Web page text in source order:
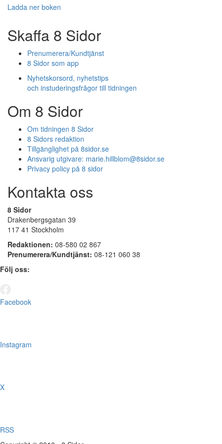
Ladda ner boken
Skaffa 8 Sidor
Prenumerera/Kundtjänst
8 Sidor som app
Nyhetskorsord, nyhetstips
och instuderingsfrågor till tidningen
Om 8 Sidor
Om tidningen 8 Sidor
8 Sidors redaktion
Tillgänglighet på 8sidor.se
Ansvarig utgivare: marie.hillblom@8sidor.se
Privacy policy på 8 sidor
Kontakta oss
8 Sidor
Drakenbergsgatan 39
117 41 Stockholm
Redaktionen: 08-580 02 867
Prenumerera/Kundtjänst: 08-121 060 38
Följ oss:
Facebook
Instagram
X
RSS